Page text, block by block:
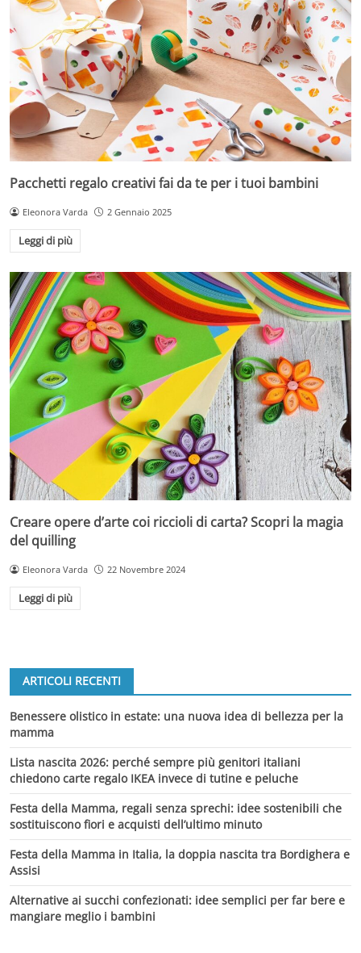
Pacchetti regalo creativi fai da te per i tuoi bambini
Eleonora Varda 2 Gennaio 2025
Leggi di più
Creare opere d’arte coi riccioli di carta? Scopri la magia
del quilling
Eleonora Varda 22 Novembre 2024
Leggi di più
ARTICOLI RECENTI
Benessere olistico in estate: una nuova idea di bellezza per la
mamma
Lista nascita 2026: perché sempre più genitori italiani
chiedono carte regalo IKEA invece di tutine e peluche
Festa della Mamma, regali senza sprechi: idee sostenibili che
sostituiscono fiori e acquisti dell’ultimo minuto
Festa della Mamma in Italia, la doppia nascita tra Bordighera e
Assisi
Alternative ai succhi confezionati: idee semplici per far bere e
mangiare meglio i bambini